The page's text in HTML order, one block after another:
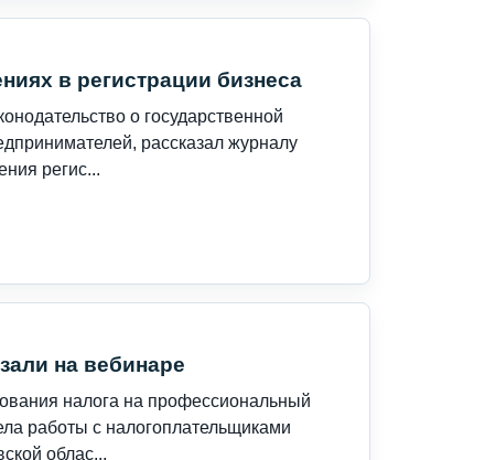
в регистрации бизнеса
о государственной
рассказал журналу
регис...
на вебинаре
налога на профессиональный
работы с налогоплательщиками
облас...